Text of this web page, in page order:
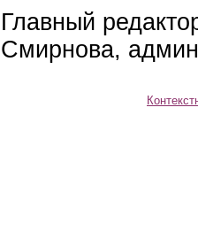
Главный
Смирнова,